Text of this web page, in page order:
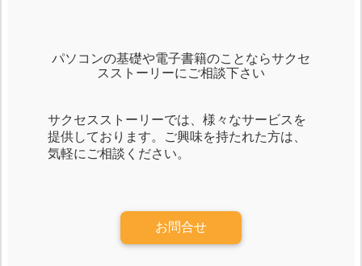
パソコンの基礎や電子書籍のことならサクセ
スストーリーにご相談下さい
サクセスストーリーでは、様々なサービスを
提供しております。ご興味を持たれた方は、
気軽にご相談ください。
お問合せ